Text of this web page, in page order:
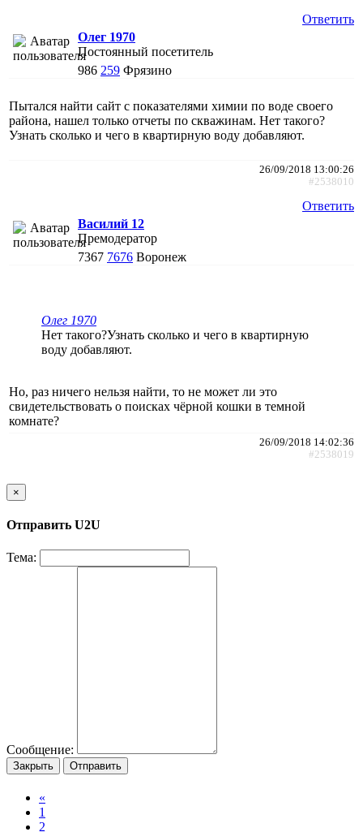
Ответить
Олег 1970
Постоянный посетитель
986 259 Фрязино
Пытался найти сайт с показателями химии по воде своего
района, нашел только отчеты по скважинам. Нет такого?
Узнать сколько и чего в квартирную воду добавляют.
26/09/2018 13:00:26
#2538010
Ответить
Василий 12
Премодератор
7367 7676 Воронеж
Олег 1970
Нет такого?Узнать сколько и чего в квартирную
воду добавляют.
Но, раз ничего нельзя найти, то не может ли это
свидетельствовать о поисках чёрной кошки в темной
комнате?
26/09/2018 14:02:36
#2538019
×
Отправить U2U
Тема:
Сообщение:
Закрыть Отправить
«
1
2